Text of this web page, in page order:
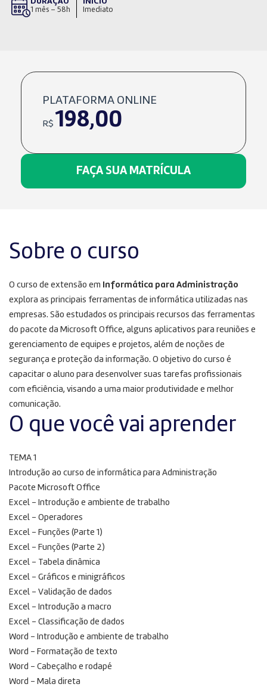
1 mês – 58h Imediato
Sobre o curso
O curso de extensão em Informática para Administração
explora as principais ferramentas de informática utilizadas nas
empresas. São estudados os principais recursos das ferramentas
do pacote da Microsoft Office, alguns aplicativos para reuniões e
gerenciamento de equipes e projetos, além de noções de
segurança e proteção da informação. O objetivo do curso é
capacitar o aluno para desenvolver suas tarefas profissionais
com eficiência, visando a uma maior produtividade e melhor
comunicação.
O que você vai aprender
TEMA 1
Introdução ao curso de informática para Administração
Pacote Microsoft Office
Excel – Introdução e ambiente de trabalho
Excel – Operadores
Excel – Funções (Parte 1)
Excel – Funções (Parte 2)
Excel – Tabela dinâmica
Excel – Gráficos e minigráficos
Excel – Validação de dados
Excel – Introdução a macro
Excel – Classificação de dados
Word – Introdução e ambiente de trabalho
Word – Formatação de texto
Word – Cabeçalho e rodapé
Word – Mala direta
PLATAFORMA ONLINE
R$ 198,00
FAÇA SUA MATRÍCULA